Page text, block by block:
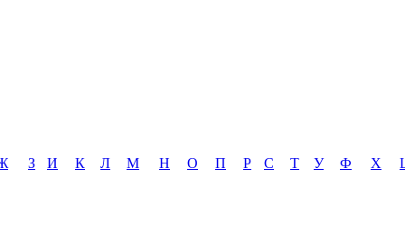
З И К Л М Н О П Р С Т У Ф Х